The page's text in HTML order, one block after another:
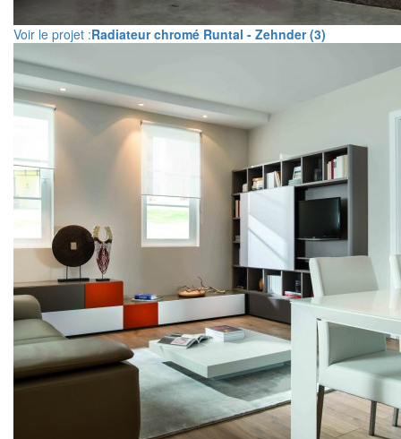
Voir le projet :Radiateur chromé Runtal - Zehnder (3)